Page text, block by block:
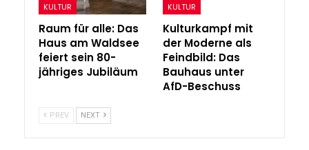
KULTUR
Raum für alle: Das
Haus am Waldsee
feiert sein 80-
jähriges Jubiläum
KULTUR
Kulturkampf mit
der Moderne als
Feindbild: Das
Bauhaus unter
AfD-Beschuss
PREV NEXT